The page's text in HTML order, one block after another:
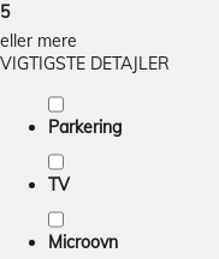
5
eller mere
VIGTIGSTE DETAJLER
Parkering
TV
Microovn